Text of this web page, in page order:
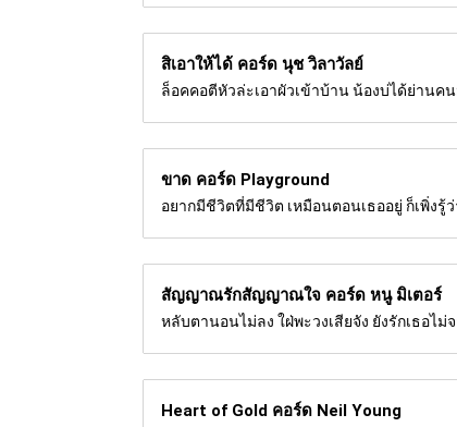
สิเอาให้ได้ คอร์ด นุช วิลาวัลย์
ล็อคคอตีหัวล่ะเอาผัวเข้าบ้าน น้องบ่ได้ย่านคน
ขาด คอร์ด Playground
อยากมีชีวิตที่มีชีวิต เหมือนตอนเธออยู่ ก็เพิ่งรู้
สัญญาณรักสัญญาณใจ คอร์ด หนู มิเตอร์
หลับตานอนไม่ลง ใฝ่พะวงเสียจัง ยังรักเธอไ
Heart of Gold คอร์ด Neil Young